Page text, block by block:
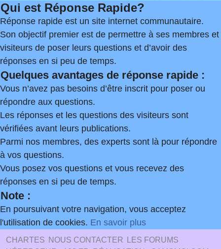
Qui est Réponse Rapide?
Réponse rapide est un site internet communautaire.
Son objectif premier est de permettre à ses membres et
visiteurs de poser leurs questions et d’avoir des
réponses en si peu de temps.
Quelques avantages de réponse rapide :
Vous n’avez pas besoins d’être inscrit pour poser ou
répondre aux questions.
Les réponses et les questions des visiteurs sont
vérifiées avant leurs publications.
Parmi nos membres, des experts sont là pour répondre
à vos questions.
Vous posez vos questions et vous recevez des
réponses en si peu de temps.
Note :
En poursuivant votre navigation, vous acceptez
l'utilisation de cookies. En savoir plus
CHARTES NOUS CONTACTER
LES FORUMS